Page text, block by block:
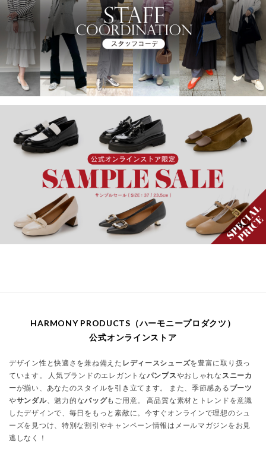
HARMONY PRODUCTS（ハーモニープロダクツ）
公式オンラインストア
デザイン性と快適さを兼ね備えた レディースシューズを豊富に取り扱っ
ています。 人気ブランドのエレガントなパンプスやおしゃれな スニーカ
ーが揃い、あなたのスタイルを引き立てます。 また、季節感ある ブーツ
やサンダル、魅力的なバッグもご用意。 高品質な素材とトレンドを意識
したデザインで、毎日をもっと素敵に。今すぐオンラインで理想のシュ
ーズを見つけ、特別な割引やキャンペーン情報はメールマガジンをお見
逃しなく！